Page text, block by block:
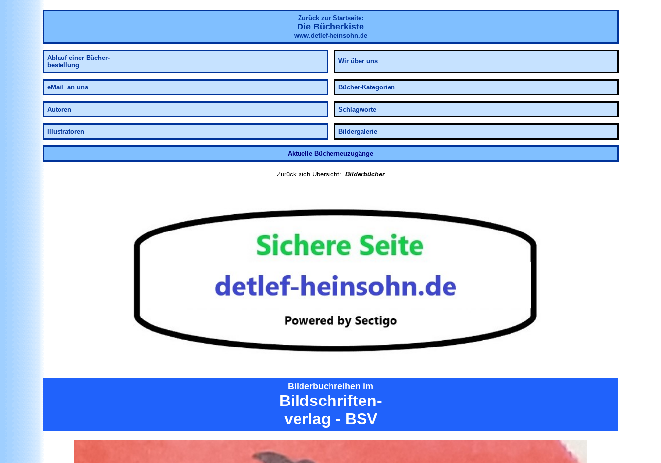
Zurück zur Startseite:
Die Bücherkiste
www.detlef-heinsohn.de
Ablauf einer Bücher-
bestellung
Wir über uns
eMail an uns Bücher-Kategorien
Autoren Schlagworte
Illustratoren Bildergalerie
Aktuelle Bücherneuzugänge
Zurück sich Übersicht: Bilderbücher
Bilderbuchreihen im
Bildschriften-
verlag - BSV